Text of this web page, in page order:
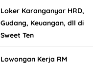
Loker Karanganyar HRD,
Gudang, Keuangan, dll di
Sweet Ten
Lowongan Kerja RM